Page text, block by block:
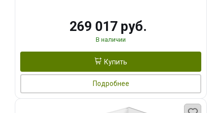
269 017 руб.
В наличии
Купить
Подробнее